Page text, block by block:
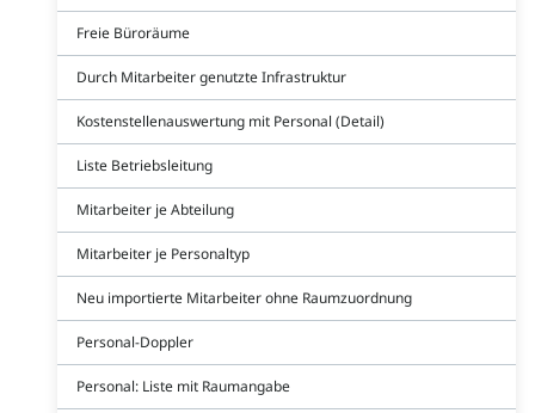
Freie Büroräume
Durch Mitarbeiter genutzte Infrastruktur
Kostenstellenauswertung mit Personal (Detail)
Liste Betriebsleitung
Mitarbeiter je Abteilung
Mitarbeiter je Personaltyp
Neu importierte Mitarbeiter ohne Raumzuordnung
Personal-Doppler
Personal: Liste mit Raumangabe